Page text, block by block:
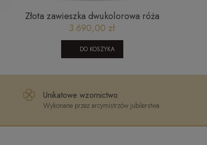
Złota zawieszka dwukolorowa róża
wiatrów z czarnymi cyrkoniami
złoto 585 Vento
3 690,00 zł
DO KOSZYKA
Unikatowe wzornictwo
Wykonane przez arcymistrzów jubilerstwa